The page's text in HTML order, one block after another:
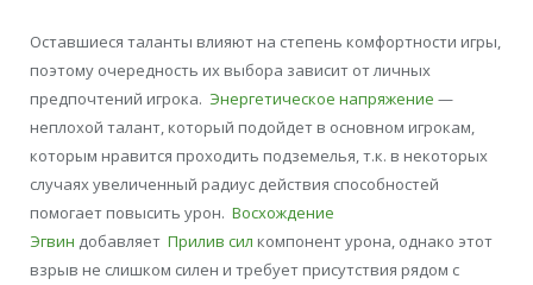
Оставшиеся таланты влияют на степень комфортности игры,
поэтому очередность их выбора зависит от личных
предпочтений игрока. Энергетическое напряжение —
неплохой талант, который подойдет в основном игрокам,
которым нравится проходить подземелья, т.к. в некоторых
случаях увеличенный радиус действия способностей
помогает повысить урон. Восхождение
Эгвин добавляет Прилив сил компонент урона, однако этот
взрыв не слишком силен и требует присутствия рядом с